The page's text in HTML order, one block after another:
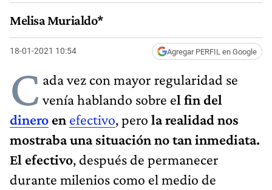
Melisa Murialdo*
18-01-2021 10:54 Agregar PERFIL en Google
C ada vez con mayor regularidad se
venía hablando sobre el fin del
dinero en efectivo, pero la realidad nos
mostraba una situación no tan inmediata.
El efectivo, después de permanecer
durante milenios como el medio de